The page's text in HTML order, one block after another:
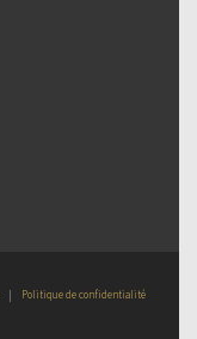
| Politique de confidentialité